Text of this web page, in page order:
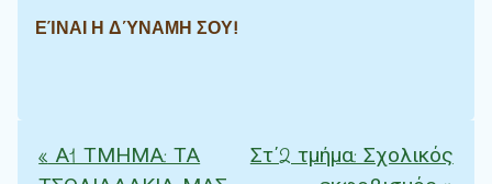
ΕΊΝΑΙ Η ΔΎΝΑΜΗ ΣΟΥ!
Πλοήγηση άρθρων
«Α1 ΤΜΗΜΑ: ΤΑ
Στ΄2 τμήμα: Σχολικός